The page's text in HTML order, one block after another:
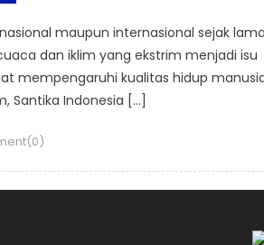
maupun internasional sejak
dan iklim yang ekstrim menjadi isu
mempengaruhi kualitas hidup
Santika Indonesia […]